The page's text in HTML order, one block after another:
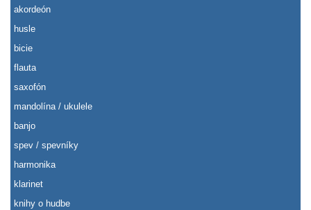
akordeón
husle
bicie
flauta
saxofón
mandolína / ukulele
banjo
spev / spevníky
harmonika
klarinet
knihy o hudbe